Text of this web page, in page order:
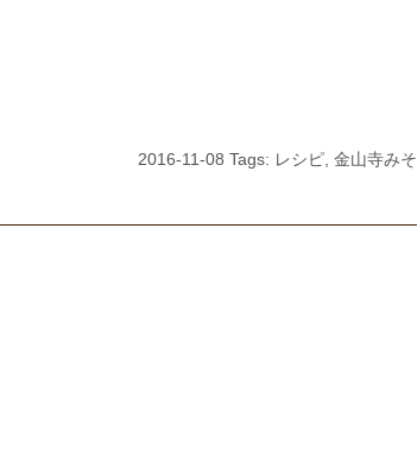
2016-11-08 Tags: レシピ, 金山寺みそ